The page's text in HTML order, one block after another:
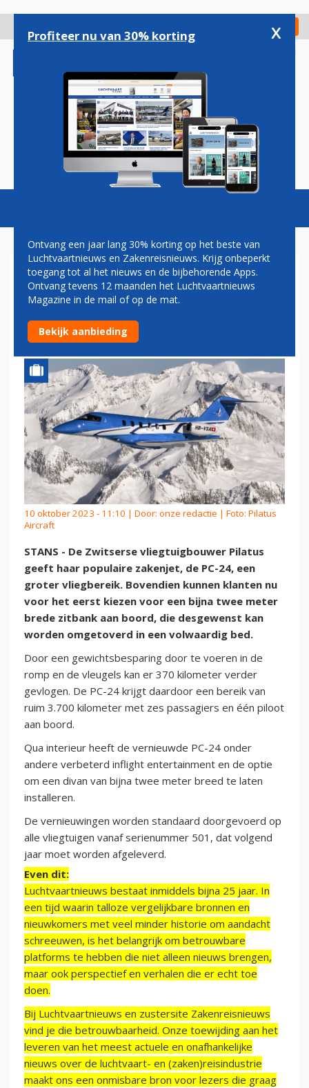
gaan
Check in
Magazine Podcasts Vacatures
PILATUS GEEFT PC-24
GROTER VLIEGBEREIK EN
MEER OPTIES
10 oktober 2023 - 11:10 | Door: onze redactie | Foto: Pilatus
Aircraft
STANS - De Zwitserse vliegtuigbouwer Pilatus
geeft haar populaire zakenjet, de PC-24, een
groter vliegbereik. Bovendien kunnen klanten nu
voor het eerst kiezen voor een bijna twee meter
brede zitbank aan boord, die desgewenst kan
worden omgetoverd in een volwaardig bed.
Door een gewichtsbesparing door te voeren in de
romp en de vleugels kan er 370 kilometer verder
gevlogen. De PC-24 krijgt daardoor een bereik van
ruim 3.700 kilometer met zes passagiers en één piloot
aan boord.
Qua interieur heeft de vernieuwde PC-24 onder
andere verbeterd inflight entertainment en de optie
om een divan van bijna twee meter breed te laten
installeren.
De vernieuwingen worden standaard doorgevoerd op
alle vliegtuigen vanaf serienummer 501, dat volgend
jaar moet worden afgeleverd.
Even dit:
Luchtvaartnieuws bestaat inmiddels bijna 25 jaar. In
een tijd waarin talloze vergelijkbare bronnen en
nieuwkomers met veel minder historie om aandacht
schreeuwen, is het belangrijk om betrouwbare
platforms te hebben die niet alleen nieuws brengen,
maar ook perspectief en verhalen die er echt toe
doen.
Bij Luchtvaartnieuws en zustersite Zakenreisnieuws
vind je die betrouwbaarheid. Onze toewijding aan het
leveren van het meest actuele en onafhankelijke
nieuws over de luchtvaart- en (zaken)reisindustrie
maakt ons een onmisbare bron voor lezers die graag
Profiteer nu van 30% korting x
Ontvang een jaar lang 30% korting op het beste van
Luchtvaartnieuws en Zakenreisnieuws. Krijg onbeperkt
toegang tot al het nieuws en de bijbehorende Apps.
Ontvang tevens 12 maanden het Luchtvaartnieuws
Magazine in de mail of op de mat.
Bekijk aanbieding